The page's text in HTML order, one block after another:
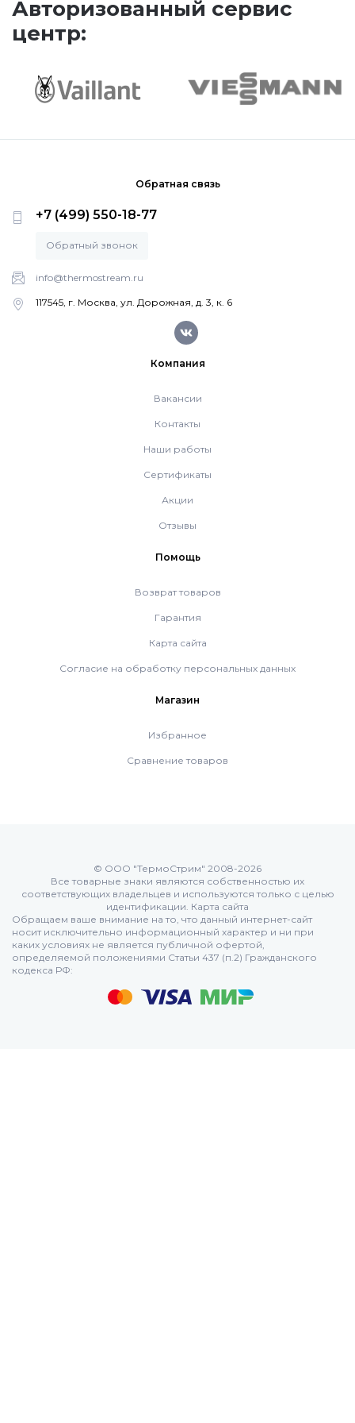
Mizudo
л
Vailla
nt
OMP
ACT
VSC
266/
Авторизованный сервис
центр:
Обратная связь
+7 (499) 550-18-77
Обратный звонок
info@thermostream.ru
117545, г. Москва, ул. Дорожная, д. 3, к. 6
Компания
Вакансии
Контакты
Наши работы
Сертификаты
Акции
Отзывы
Помощь
Возврат товаров
Гарантия
Карта сайта
Согласие на обработку персональных данных
Магазин
Избранное
Сравнение товаров
© ООО "ТермоСтрим" 2008-2026
Все товарные знаки являются собственностью их
соответствующих владельцев и используются только с целью
идентификации. Карта сайта
Обращаем ваше внимание на то, что данный интернет-сайт
носит исключительно информационный характер и ни при
каких условиях не является публичной офертой,
определяемой положениями Статьи 437 (п.2) Гражданского
кодекса РФ: